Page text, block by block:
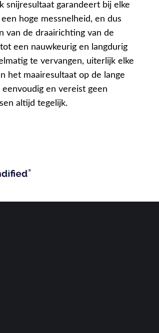
snijresultaat garandeert bij elke
hoge messnelheid, en dus
van de draairichting van de
een nauwkeurig en langdurig
te vervangen, uiterlijk elke
het maairesultaat op de lange
en vereist geen
altijd tegelijk.